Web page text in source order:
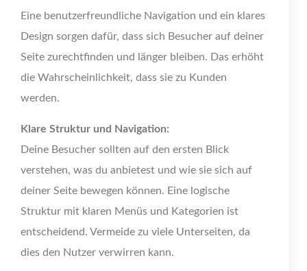
Eine benutzerfreundliche Navigation und ein klares
Design sorgen dafür, dass sich Besucher auf deiner
Seite zurechtfinden und länger bleiben. Das erhöht
die Wahrscheinlichkeit, dass sie zu Kunden
werden.
Klare Struktur und Navigation:
Deine Besucher sollten auf den ersten Blick
verstehen, was du anbietest und wie sie sich auf
deiner Seite bewegen können. Eine logische
Struktur mit klaren Menüs und Kategorien ist
entscheidend. Vermeide zu viele Unterseiten, da
dies den Nutzer verwirren kann.